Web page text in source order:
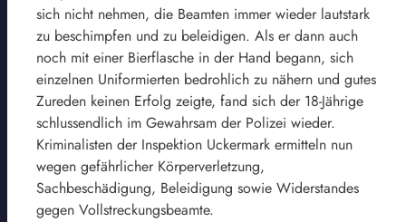
sich nicht nehmen, die Beamten immer wieder lautstark
zu beschimpfen und zu beleidigen. Als er dann auch
noch mit einer Bierflasche in der Hand begann, sich
einzelnen Uniformierten bedrohlich zu nähern und gutes
Zureden keinen Erfolg zeigte, fand sich der 18-Jährige
schlussendlich im Gewahrsam der Polizei wieder.
Kriminalisten der Inspektion Uckermark ermitteln nun
wegen gefährlicher Körperverletzung,
Sachbeschädigung, Beleidigung sowie Widerstandes
gegen Vollstreckungsbeamte.